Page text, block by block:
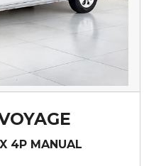
4P MANUAL